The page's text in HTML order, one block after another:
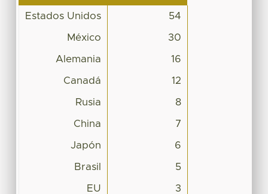
Estados Unidos 54
México 30
Alemania 16
Canadá 12
Rusia 8
China 7
Japón 6
Brasil 5
EU 3